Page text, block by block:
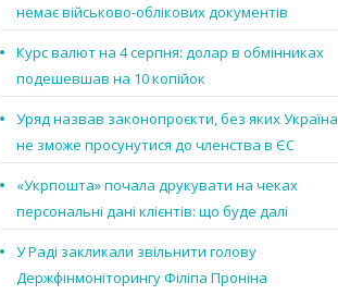
немає військово-облікових документів
Курс валют на 4 серпня: долар в обмінниках
подешевшав на 10 копійок
Уряд назвав законопроєкти, без яких Україна
не зможе просунутися до членства в ЄС
«Укрпошта» почала друкувати на чеках
персональні дані клієнтів: що буде далі
У Раді закликали звільнити голову
Держфінмоніторингу Філіпа Проніна